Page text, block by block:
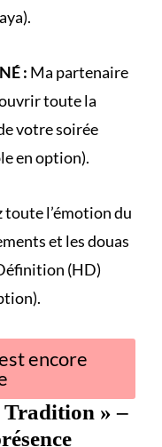
.
: Ma partenaire
toute la
votresoirée
en option).
toute l’émotion du
et les douas
(HD)
encore
Tradition » –